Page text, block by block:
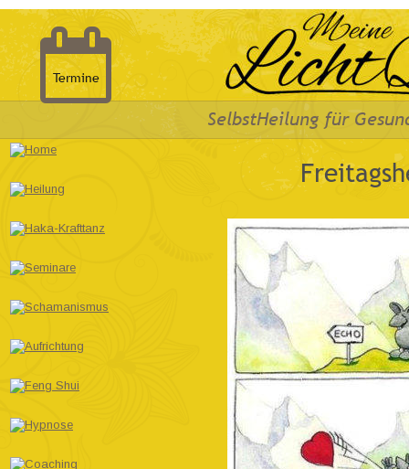
SelbstHeilung für
Termine
